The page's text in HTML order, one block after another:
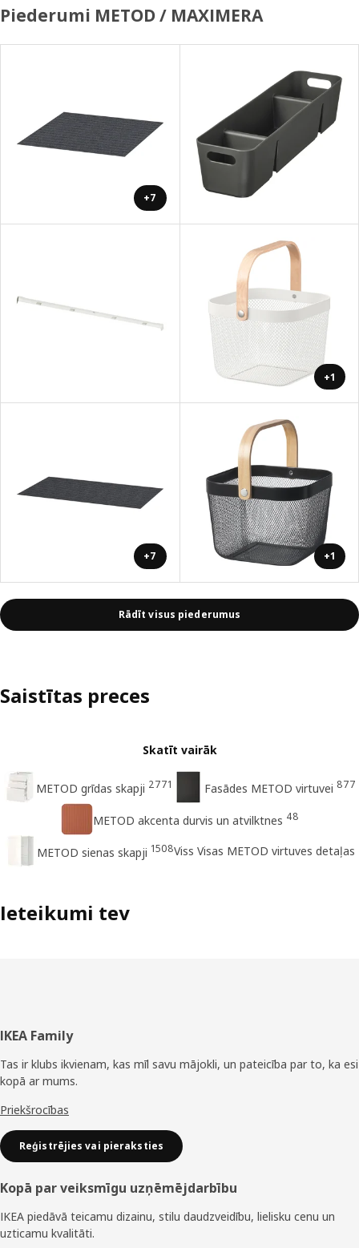
Piederumi METOD / MAXIMERA
+7
+1
+7 +1
Rādīt visus piederumus
Saistītas preces
Skatīt vairāk
METOD grīdas skapji 2771 Fasādes METOD virtuvei 877
METOD akcenta durvis un atvilktnes 48
METOD sienas skapji 1508Viss Visas METOD virtuves detaļas
Ieteikumi tev
Kājene
IKEA Family
Tas ir klubs ikvienam, kas mīl savu mājokli, un pateicība par to, ka esi
kopā ar mums.
Priekšrocības
Reģistrējies vai pieraksties
Kopā par veiksmīgu uzņēmējdarbību
IKEA piedāvā teicamu dizainu, stilu daudzveidību, lielisku cenu un
uzticamu kvalitāti.